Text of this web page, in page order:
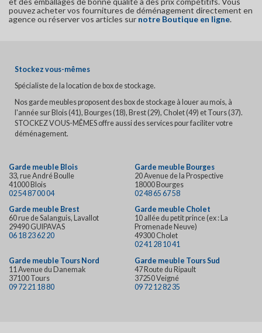
pouvez acheter vos fournitures de déménagement directement en
agence ou réserver vos articles sur notre Boutique en ligne.
Stockez vous-mêmes
Spécialiste de la location de box de stockage.
Nos garde meubles proposent des box de stockage à louer au mois, à
l'année sur Blois (41), Bourges (18), Brest (29), Cholet (49) et Tours (37).
STOCKEZ VOUS-MÊMES offre aussi des services pour faciliter votre
déménagement.
Garde meuble Blois
33, rue André Boulle
41000 Blois
02 54 87 00 04
Garde meuble Bourges
20 Avenue de la Prospective
18000 Bourges
02 48 65 67 58
Garde meuble Brest
60 rue de Salanguis, Lavallot
29490 GUIPAVAS
06 18 23 62 20
Garde meuble Cholet
10 allée du petit prince (ex : La
Promenade Neuve)
49300 Cholet
02 41 28 10 41
Garde meuble Tours Nord
11 Avenue du Danemak
37100 Tours
09 72 21 18 80
Garde meuble Tours Sud
47 Route du Ripault
37250 Veigné
09 72 12 82 35